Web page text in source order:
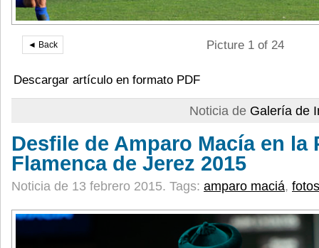
◄ Back Picture 1 of 24
Descargar artículo en formato PDF
Noticia de Galería de
Desfile de Amparo Macía en la
Flamenca de Jerez 2015
Noticia de 13 febrero 2015. Tags: amparo maciá, fotos